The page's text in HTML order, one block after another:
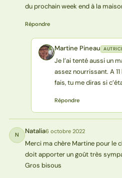
du prochain week end à la
Répondre
MP Martine Pineau
Je l’ai tenté aussi un
assez nourrissant. A
fais, tu me diras si
Répondre
N Natalia6 octobre 2022
Merci ma chère Martine pour le
doit apporter un goût très
Gros bisous